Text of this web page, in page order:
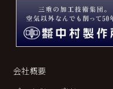
会社概要